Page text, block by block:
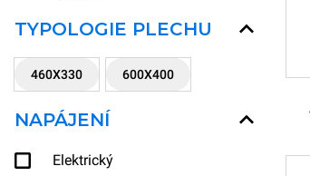
TYPOLOGIE PLECHU
460X330 600X400
NAPÁJENÍ
Elektrický